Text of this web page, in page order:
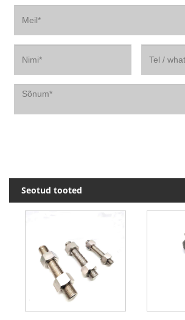
Seotud tooted